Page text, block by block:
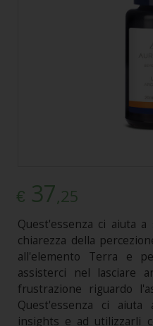
€ 37,25
Quest'essenza ci aiuta
chiarezza della
all'elemento Terra e
assisterci nel lasciare
frustrazione riguardo
Quest'essenza ci
insights e ad utilizzarli